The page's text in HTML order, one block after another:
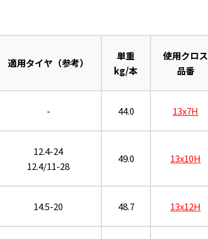
適用タイヤ（参考）
単重
kg/本
使用クロス
品番
- 44.0 13x7H
12.4-24
12.4/11-28
49.0 13x10H
14.5-20 48.7 13x12H